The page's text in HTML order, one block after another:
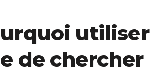
de chercher